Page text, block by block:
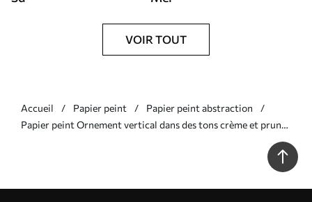
VOIR TOUT
Accueil Papier peint
Papier peint abstraction
Papier peint Ornement vertical dans des tons crème et prune